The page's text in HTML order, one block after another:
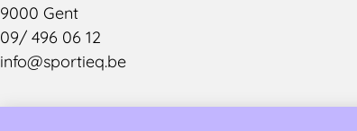
9000 Gent
09/ 496 06 12
info@sportieq.be